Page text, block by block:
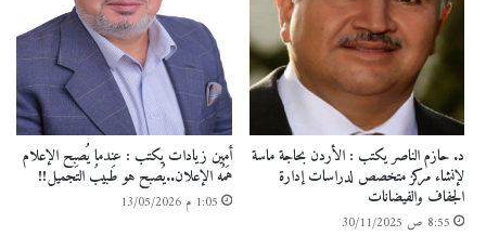
د. حازم الناصر يكتب : الأردن بحاجة ماسة
لإنشاء مركز متخصص لدراسات إدارة
الجفاف والفيضانات
8:55 ص 30/11/2025
أمين زيادات يكتب : عندما يُصبح الإعلام
هَمُه الإعلان..يُصبح هو طَبيبُ التَجميل!!
1:05 م 13/05/2026